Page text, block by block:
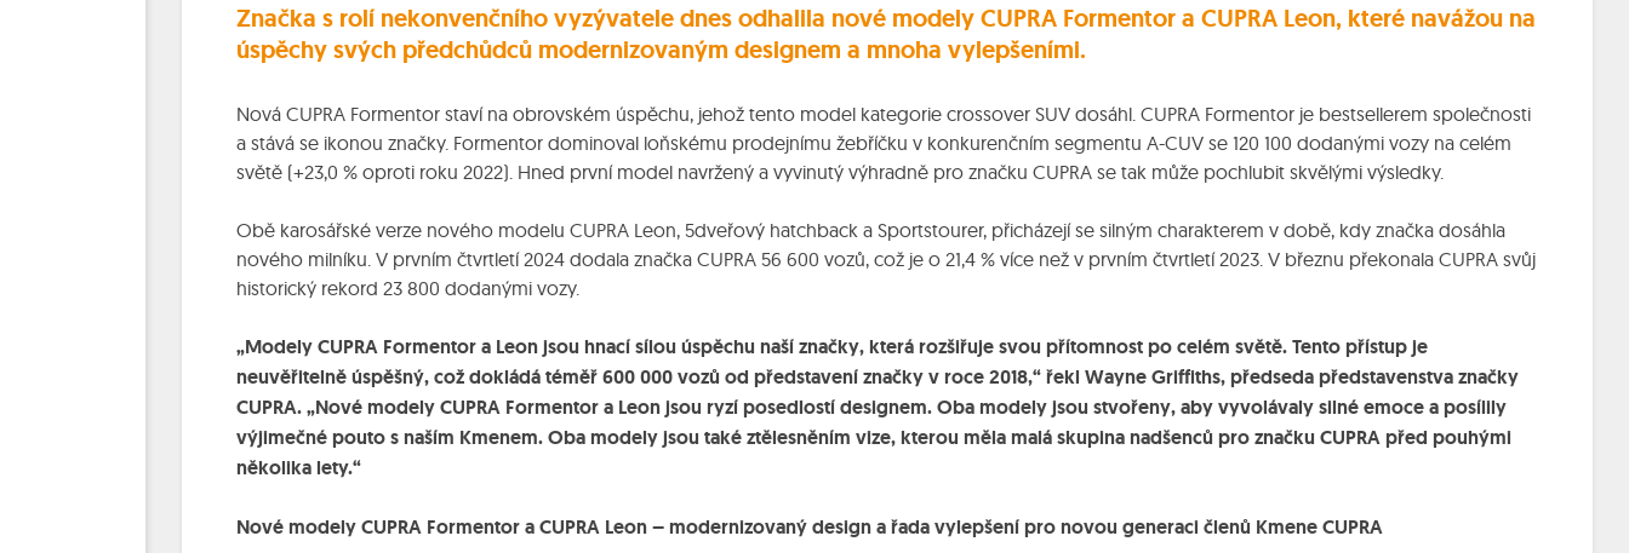
Značka s rolí nekonvenčního vyzývatele dnes odhalila nové modely CUPRA Formentor a CUPRA Leon, které navážou na
úspěchy svých předchůdců modernizovaným designem a mnoha vylepšeními.
Nová CUPRA Formentor staví na obrovském úspěchu, jehož tento model kategorie crossover SUV dosáhl. CUPRA Formentor je bestsellerem společnosti
a stává se ikonou značky. Formentor dominoval loňskému prodejnímu žebříčku v konkurenčním segmentu A-CUV se 120 100 dodanými vozy na celém
světě (+23,0 % oproti roku 2022). Hned první model navržený a vyvinutý výhradně pro značku CUPRA se tak může pochlubit skvělými výsledky.
Obě karosářské verze nového modelu CUPRA Leon, 5dveřový hatchback a Sportstourer, přicházejí se silným charakterem v době, kdy značka dosáhla
nového milníku. V prvním čtvrtletí 2024 dodala značka CUPRA 56 600 vozů, což je o 21,4 % více než v prvním čtvrtletí 2023. V březnu překonala CUPRA svůj
historický rekord 23 800 dodanými vozy.
„Modely CUPRA Formentor a Leon jsou hnací sílou úspěchu naší značky, která rozšiřuje svou přítomnost po celém světě. Tento přístup je
neuvěřitelně úspěšný, což dokládá téměř 600 000 vozů od představení značky v roce 2018,“ řekl Wayne Griffiths, předseda představenstva značky
CUPRA. „Nové modely CUPRA Formentor a Leon jsou ryzí posedlostí designem. Oba modely jsou stvořeny, aby vyvolávaly silné emoce a posílily
výjimečné pouto s naším Kmenem. Oba modely jsou také ztělesněním vize, kterou měla malá skupina nadšenců pro značku CUPRA před pouhými
několika lety.“
Nové modely CUPRA Formentor a CUPRA Leon – modernizovaný design a řada vylepšení pro novou generaci členů Kmene CUPRA